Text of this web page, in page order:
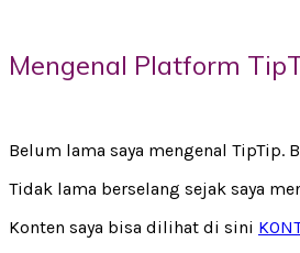
Mengenal Platform
Belum lama saya mengenal
Tidak lama berselang sejak saya
Konten saya bisa dilihat di sini